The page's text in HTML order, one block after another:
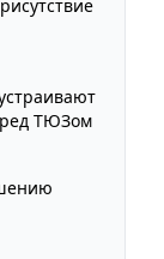
ТЮЗом